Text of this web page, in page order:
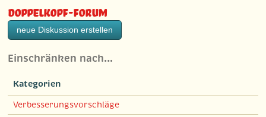
Doppelkopf-Forum
neue Diskussion erstellen
Einschränken nach…
Kategorien
Verbesserungsvorschläge